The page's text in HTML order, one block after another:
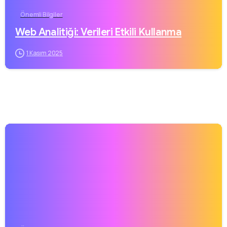
Önemli Bilgiler
Web Analitiği: Verileri Etkili Kullanma
1 Kasım 2025